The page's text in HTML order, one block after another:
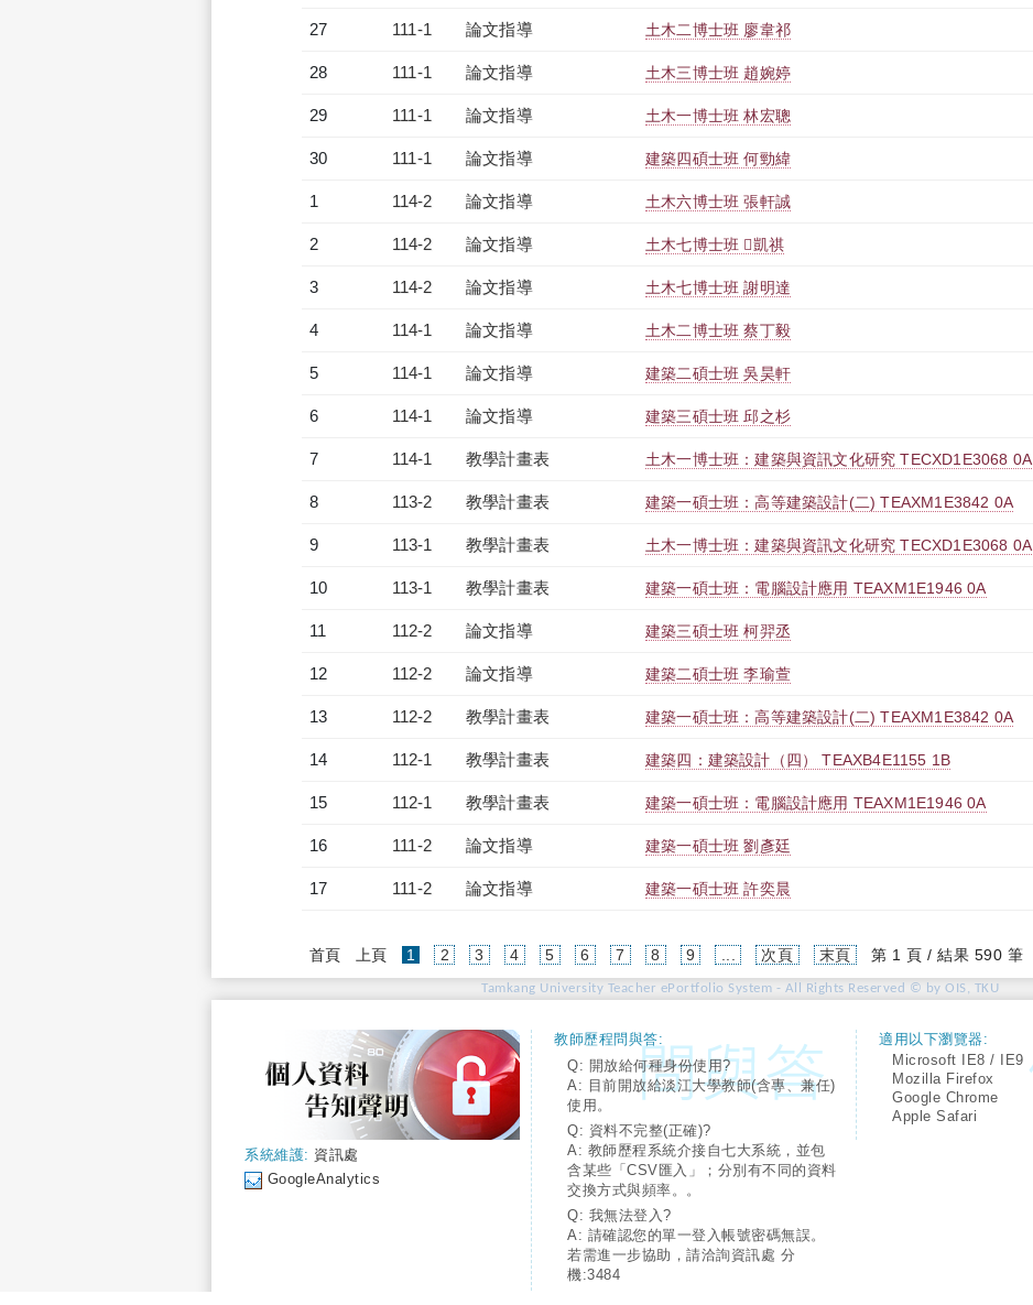
27 111-1 論文指導 土木二博士班 廖韋祁
28 111-1 論文指導 土木三博士班 趙婉婷
29 111-1 論文指導 土木一博士班 林宏聰
30 111-1 論文指導 建築四碩士班 何勁緯
1 114-2 論文指導 土木六博士班 張軒誠
2 114-2 論文指導 土木七博士班 凱祺
3 114-2 論文指導 土木七博士班 謝明達
4 114-1 論文指導 土木二博士班 蔡丁毅
5 114-1 論文指導 建築二碩士班 吳昊軒
6 114-1 論文指導 建築三碩士班 邱之杉
7 114-1 教學計畫表 土木一博士班：建築與資訊文化研究 TECXD1E3068 0A
8 113-2 教學計畫表 建築一碩士班：高等建築設計(二) TEAXM1E3842 0A
9 113-1 教學計畫表 土木一博士班：建築與資訊文化研究 TECXD1E3068 0A
10 113-1 教學計畫表 建築一碩士班：電腦設計應用 TEAXM1E1946 0A
11 112-2 論文指導 建築三碩士班 柯羿丞
12 112-2 論文指導 建築二碩士班 李瑜萱
13 112-2 教學計畫表 建築一碩士班：高等建築設計(二) TEAXM1E3842 0A
14 112-1 教學計畫表 建築四：建築設計（四） TEAXB4E1155 1B
15 112-1 教學計畫表 建築一碩士班：電腦設計應用 TEAXM1E1946 0A
16 111-2 論文指導 建築一碩士班 劉彥廷
17 111-2 論文指導 建築一碩士班 許奕晨
首頁 上頁 1 (current)
2 3 4 5 6 7 8 9 次頁 末頁 第 1 頁 / 結果 590 筆
Tamkang University Teacher ePortfolio System - All Rights Reserved © by OIS, TKU
系統維護: 資訊處
GoogleAnalytics
教師歷程問與答:
Q: 開放給何種身份使用?
A: 目前開放給淡江大學教師(含專、兼任)
使用。
Q: 資料不完整(正確)?
A: 教師歷程系統介接自七大系統，並包
含某些「CSV匯入」；分別有不同的資料
交換方式與頻率。。
Q: 我無法登入?
A: 請確認您的單一登入帳號密碼無誤。
若需進一步協助，請洽詢資訊處 分
機:3484
適用以下瀏覽器:
Microsoft IE8 / IE9
Mozilla Firefox
Google Chrome
Apple Safari